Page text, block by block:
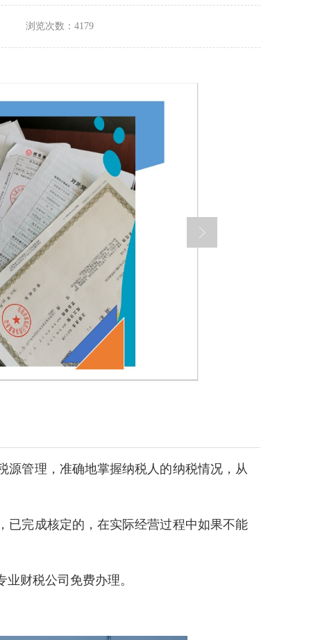
浏览次数：4179
源管理，准确地掌握纳税人的纳税情况，从
已完成核定的，在实际经营过程中如果不能
财税公司免费办理。